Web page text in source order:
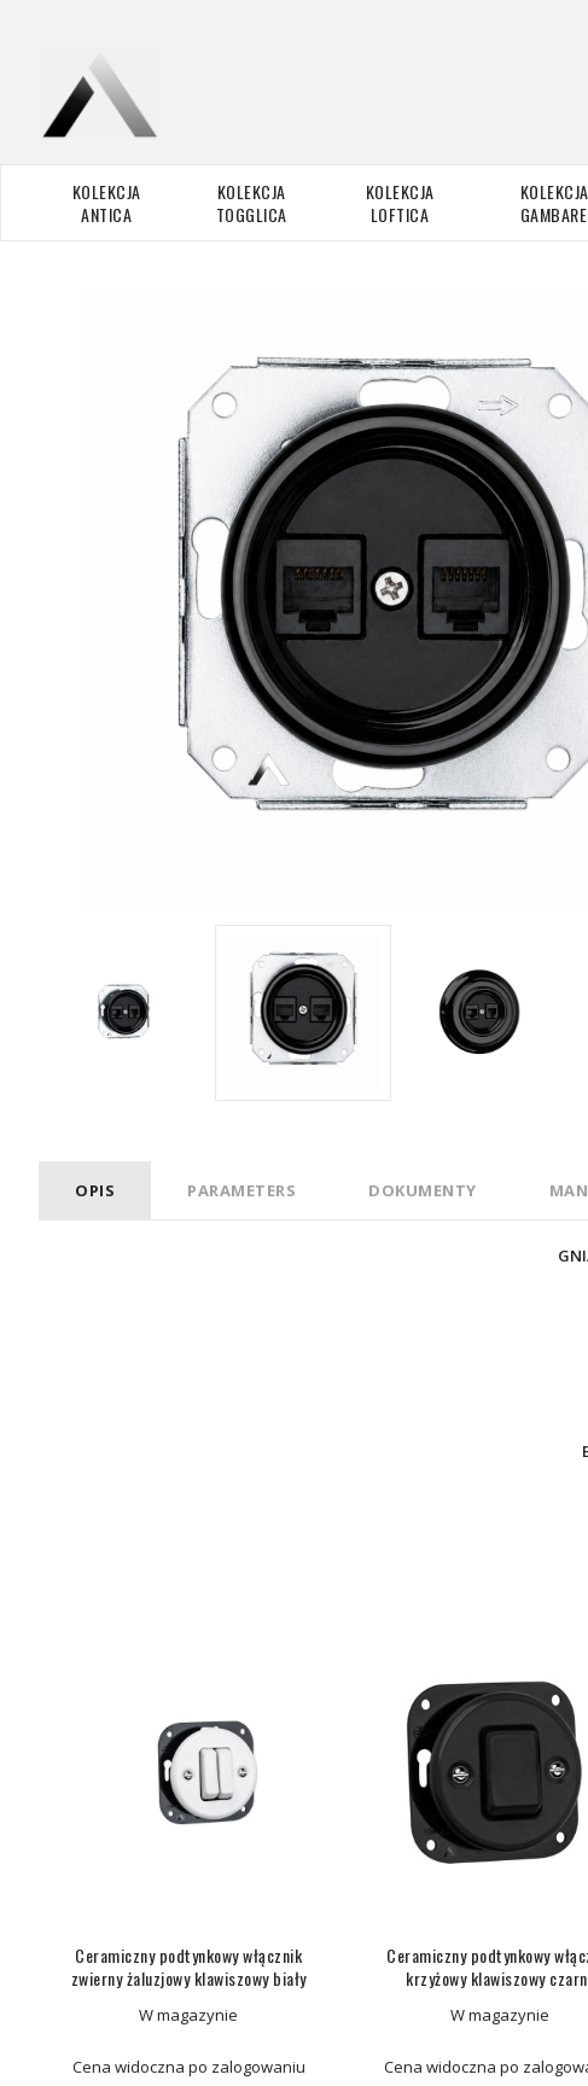
KOLEKCJA
ANTICA
KOLEKCJA
TOGGLICA
KOLEKCJA
LOFTICA
OPIS PARAMETERS DOKUMENTY
Ceramiczny podtynkowy włącznik
zwierny żaluzjowy klawiszowy biały
W magazynie
Cena widoczna po zalogowaniu
Ceramiczny podtynkowy
krzyżowy klawiszowy
W magazynie
Cena widoczna po